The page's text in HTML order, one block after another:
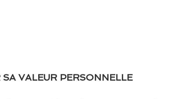
VALEUR PERSONNELLE